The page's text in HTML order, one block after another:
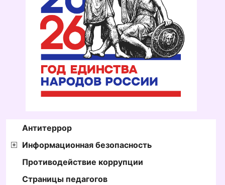
Антитеррор
Информационная безопасность
Противодействие коррупции
Страницы педагогов